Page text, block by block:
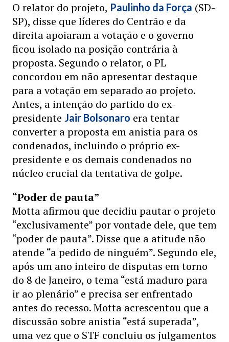
O relator do projeto, Paulinho da Força (SD-
SP), disse que líderes do Centrão e da
direita apoiaram a votação e o governo
ficou isolado na posição contrária à
proposta. Segundo o relator, o PL
concordou em não apresentar destaque
para a votação em separado ao projeto.
Antes, a intenção do partido do ex-
presidente Jair Bolsonaro era tentar
converter a proposta em anistia para os
condenados, incluindo o próprio ex-
presidente e os demais condenados no
núcleo crucial da tentativa de golpe.
“Poder de pauta”
Motta afirmou que decidiu pautar o projeto
“exclusivamente” por vontade dele, que tem
“poder de pauta”. Disse que a atitude não
atende “a pedido de ninguém”. Segundo ele,
após um ano inteiro de disputas em torno
do 8 de Janeiro, o tema “está maduro para
ir ao plenário” e precisa ser enfrentado
antes do recesso. Motta acrescentou que a
discussão sobre anistia “está superada”,
uma vez que o STF concluiu os julgamentos